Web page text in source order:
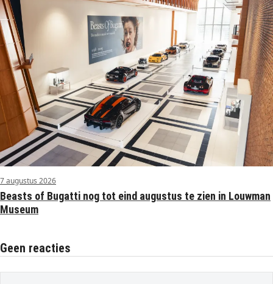
7 augustus 2026
Beasts of Bugatti nog tot eind augustus te zien in Louwman
Museum
Geen reacties